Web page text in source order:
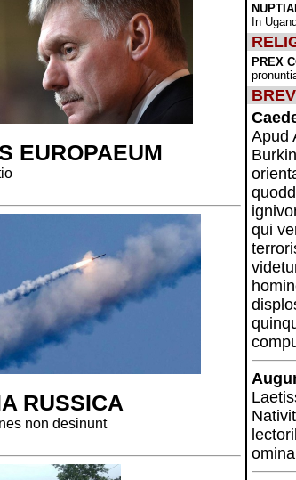
EUROPAEUM
RUSSICA
non desinunt
In
PREX
Apud
qui